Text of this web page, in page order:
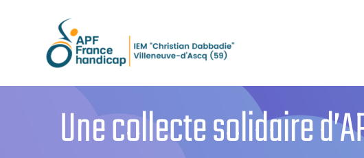
Une collecte solidaire